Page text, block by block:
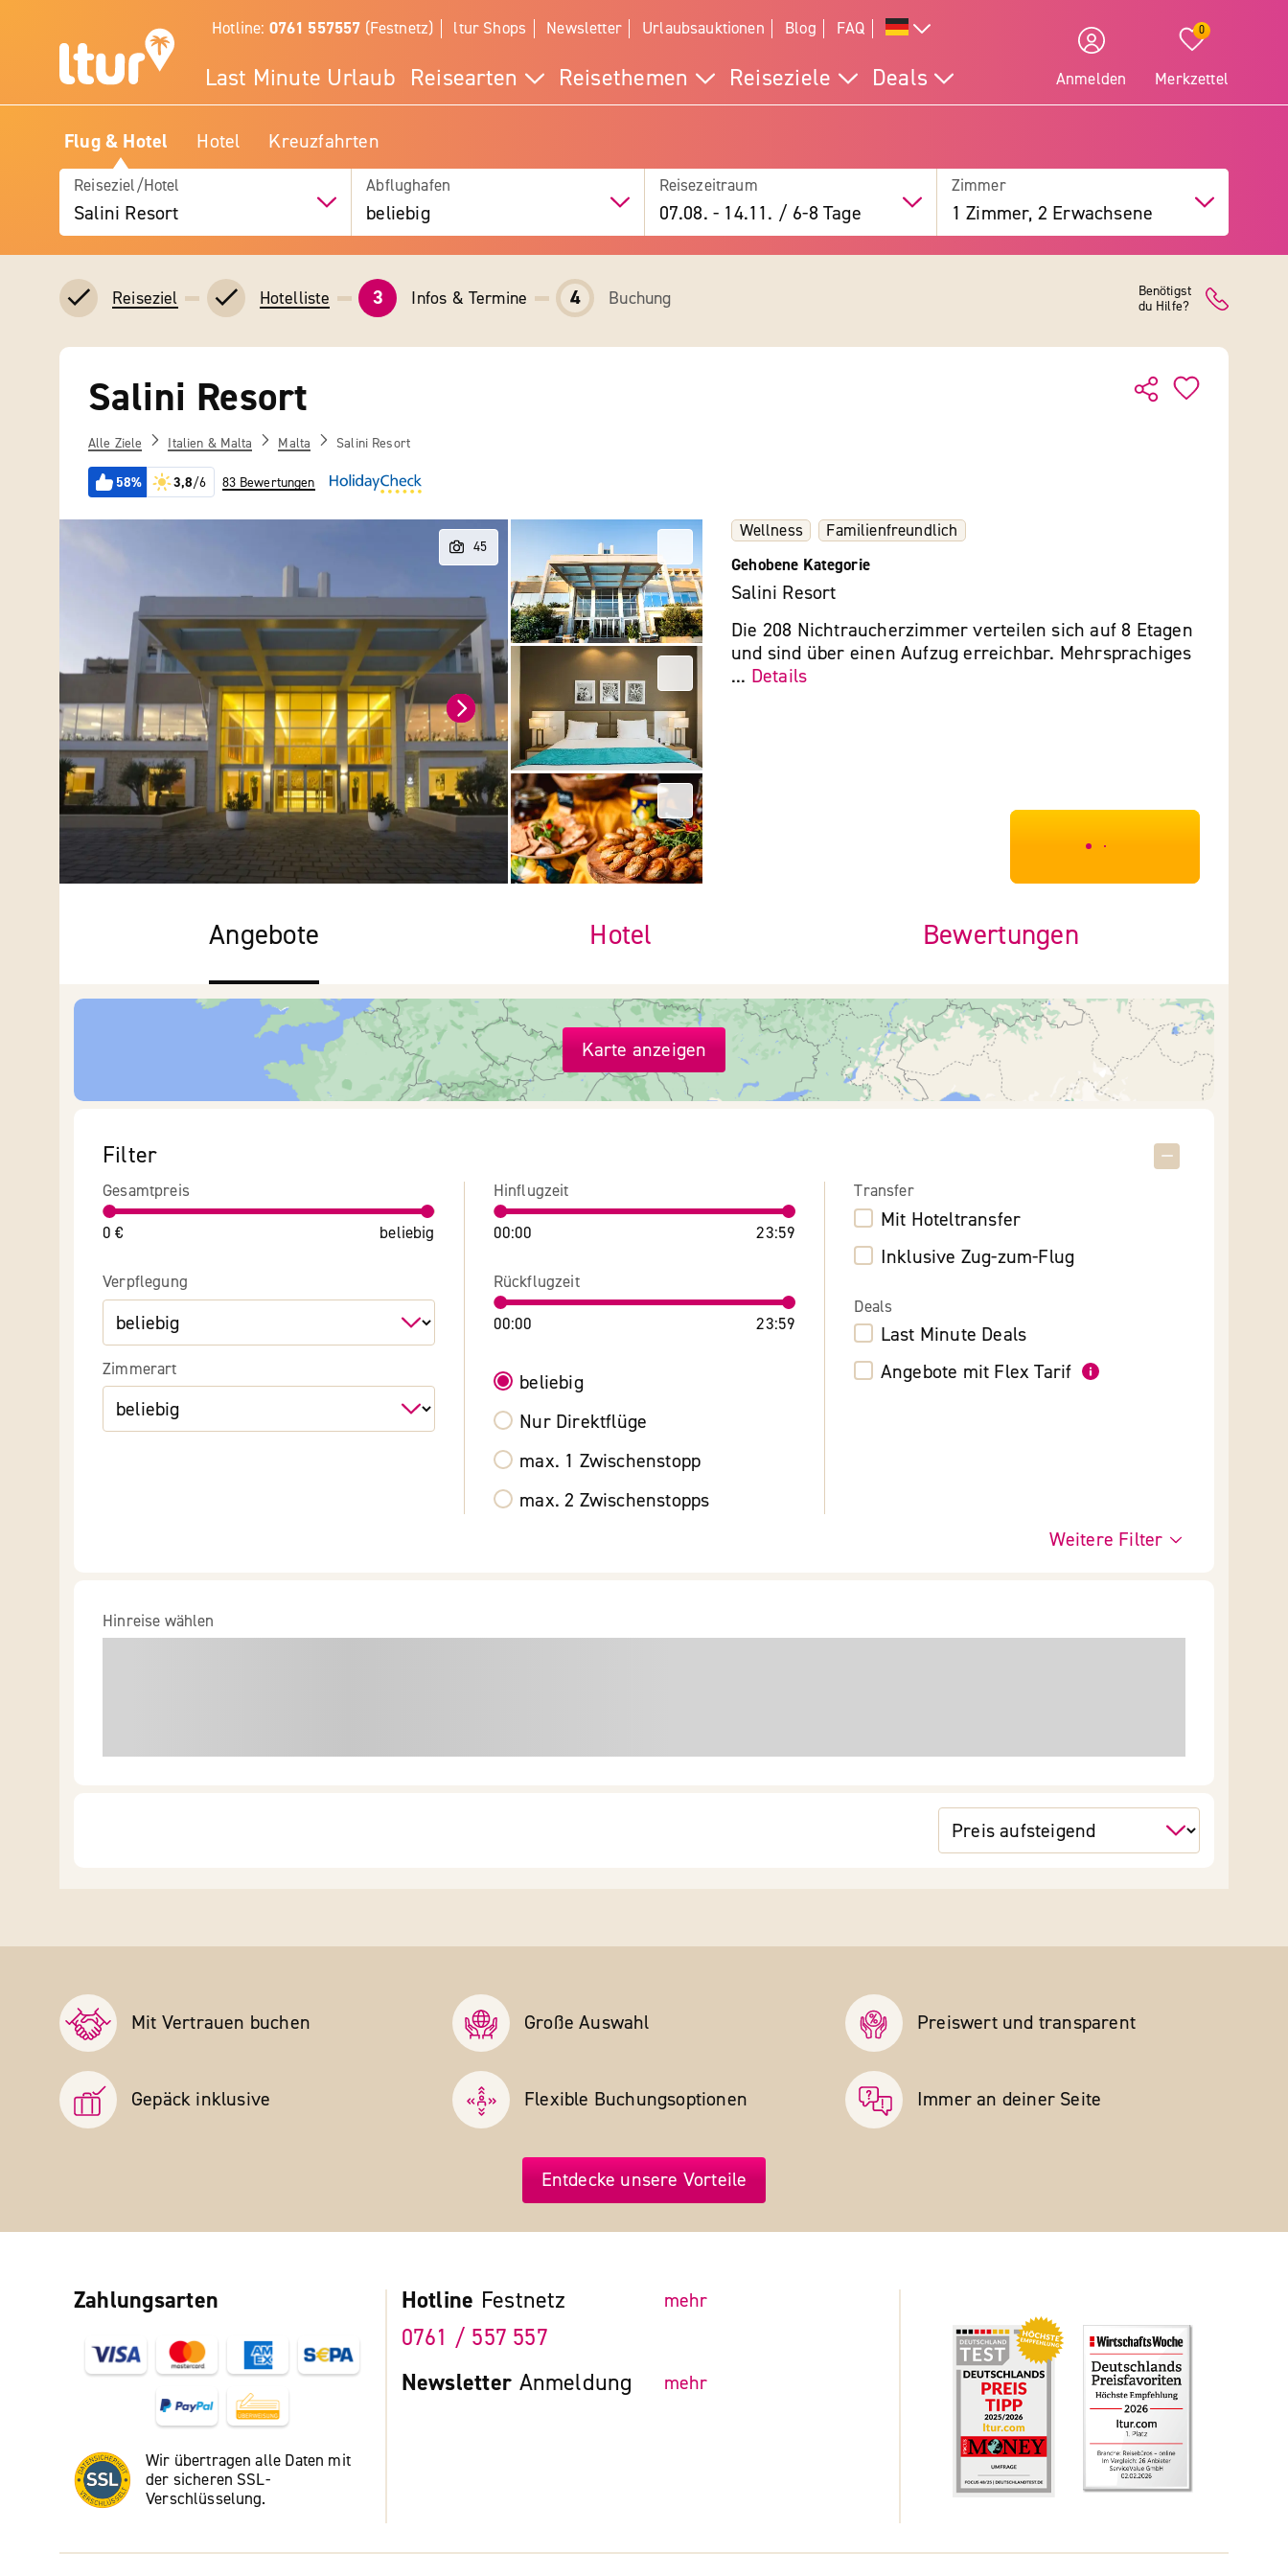
Hotline: 0761 557557 (Festnetz) ltur Shops Newsletter Urlaubsauktionen Blog FAQ
Last Minute Urlaub Reisearten Reisethemen Reiseziele Deals Anmelden
0
Merkzettel
Flug & Hotel Hotel Kreuzfahrten
Reiseziel/Hotel
Salini Resort
Abflughafen
beliebig
Reisezeitraum
07.08. - 14.11. / 6-8 Tage
Zimmer
1 Zimmer, 2 Erwachsene
Reiseziel Hotelliste 3 Infos & Termine 4 Buchung
Benötigst
du Hilfe?
Salini Resort
Alle Ziele Italien & Malta Malta Salini Resort
58% 3,8/6 83 Bewertungen
Wellness
Familienfreundlich
Gehobene Kategorie
Salini Resort
Die 208 Nichtraucherzimmer verteilen sich auf 8 Etagen
und sind über einen Aufzug erreichbar. Mehrsprachiges
... Details
***************
Angebote Hotel Bewertungen
Karte anzeigen
Filter
Gesamtpreis
0 € beliebig
Verpflegung
Zimmerart
Hinflugzeit
00:00 23:59
Rückflugzeit
00:00 23:59
beliebig
Nur Direktflüge
max. 1 Zwischenstopp
max. 2 Zwischenstopps
Transfer
Mit Hoteltransfer
Inklusive Zug-zum-Flug
Deals
Last Minute Deals
Angebote mit Flex Tarif
Weitere Filter
Hinreise wählen
Mit Vertrauen buchen Große Auswahl Preiswert und transparent
Gepäck inklusive Flexible Buchungs­optionen Immer an deiner Seite
Entdecke unsere Vorteile
Zahlungsarten
Wir übertragen alle Daten mit
der sicheren SSL-
Verschlüsselung.
Hotline Festnetz mehr
0761 / 557 557
Newsletter Anmeldung mehr